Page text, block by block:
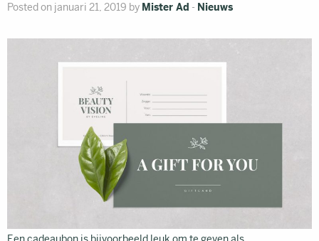
Posted on januari 21, 2019 by Mister Ad - Nieuws